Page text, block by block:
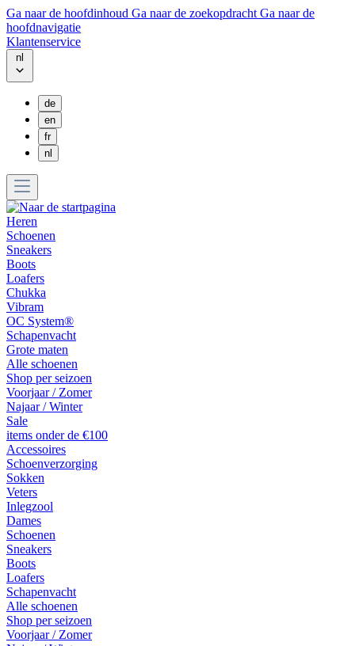
Ga naar de hoofdinhoud Ga naar de zoekopdracht Ga naar de
hoofdnavigatie
Klantenservice
nl
de
en
fr
nl
Heren
Schoenen
Sneakers
Boots
Loafers
Chukka
Vibram
OC System®
Schapenvacht
Grote maten
Alle schoenen
Shop per seizoen
Voorjaar / Zomer
Najaar / Winter
Sale
items onder de €100
Accessoires
Schoenverzorging
Sokken
Veters
Inlegzool
Dames
Schoenen
Sneakers
Boots
Loafers
Schapenvacht
Alle schoenen
Shop per seizoen
Voorjaar / Zomer